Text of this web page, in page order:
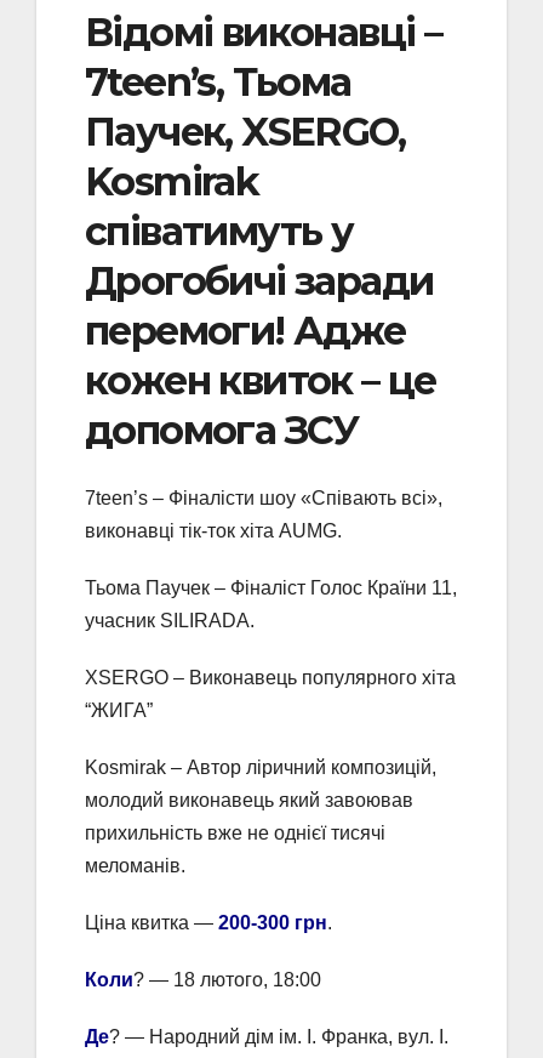
Відомі виконавці –
7teen’s, Тьома
Паучек, XSERGO,
Kosmirak
співатимуть у
Дрогобичі заради
перемоги! Адже
кожен квиток – це
допомога ЗСУ
7teen’s – Фіналісти шоу «Співають всі»,
виконавці тік-ток хіта AUMG.
Тьома Паучек – Фіналіст Голос Країни 11,
учасник SILIRADA.
XSERGO – Виконавець популярного хіта
“ЖИГА”
Kosmirak – Автор ліричний композицій,
молодий виконавець який завоював
прихильність вже не однієї тисячі
меломанів.
Ціна квитка — 200-300 грн.
Коли? — 18 лютого, 18:00
Де? — Народний дім ім. І. Франка, вул. І.